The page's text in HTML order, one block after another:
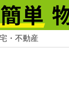
・不動産